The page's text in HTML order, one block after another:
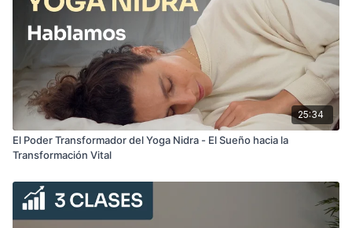
25:34
El Poder Transformador del Yoga Nidra - El Sueño hacia la
Transformación Vital